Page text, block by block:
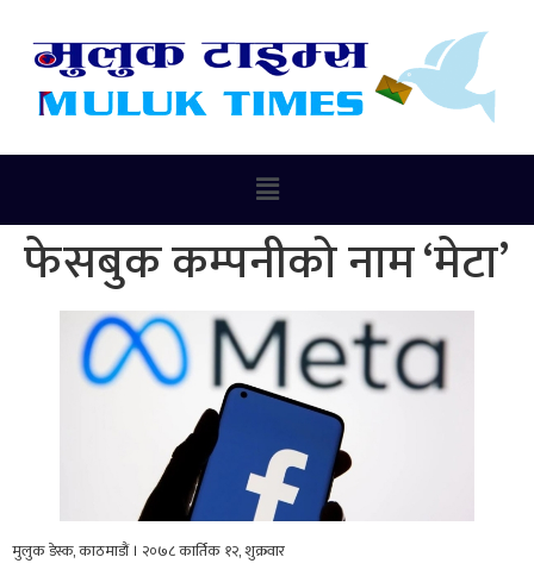
फेसबुक कम्पनीको नाम ‘मेटा’
मुलुक डेस्क, काठमाडौं । २०७८ कार्तिक १२, शुक्रवार